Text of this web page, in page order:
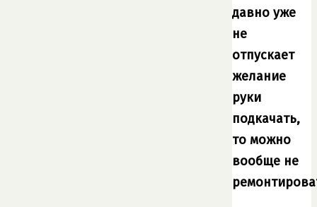
давно уже
не
отпускает
желание
руки
подкачать,
то можно
вообще не